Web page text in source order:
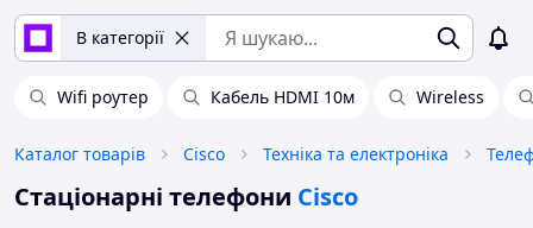
В категорії
Wifi роутер Кабель HDMI 10м Wireless
Каталог товарів Cisco Техніка та електроніка
Стаціонарні телефони Cisco